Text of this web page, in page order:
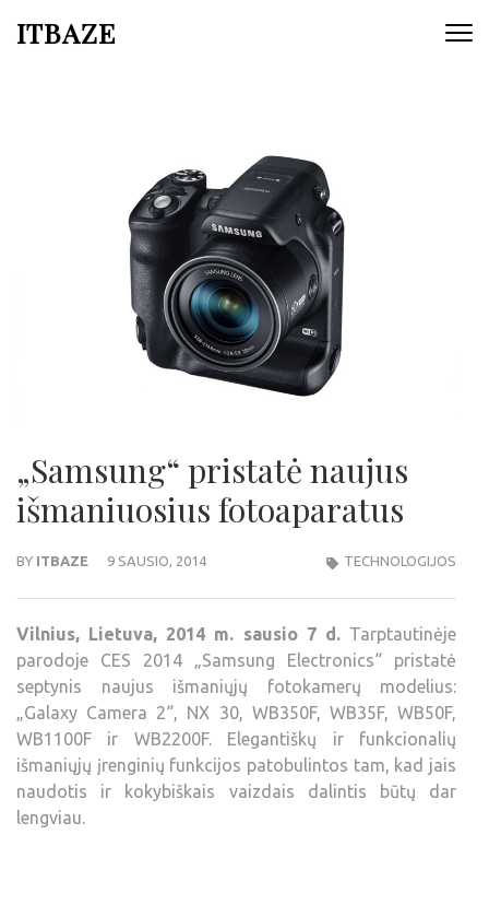
ITBAZE
„Samsung“ pristatė naujus
išmaniuosius fotoaparatus
BY ITBAZE 9 SAUSIO, 2014 TECHNOLOGIJOS
Vilnius, Lietuva, 2014 m. sausio 7 d. Tarptautinėje
parodoje CES 2014 „Samsung Electronics“ pristatė
septynis naujus išmaniųjų fotokamerų modelius:
„Galaxy Camera 2“, NX 30, WB350F, WB35F, WB50F,
WB1100F ir WB2200F. Elegantiškų ir funkcionalių
išmaniųjų įrenginių funkcijos patobulintos tam, kad jais
naudotis ir kokybiškais vaizdais dalintis būtų dar
lengviau.